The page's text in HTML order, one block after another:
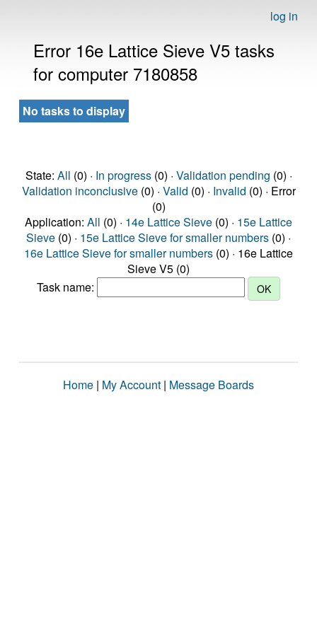
log in
Error 16e Lattice Sieve V5 tasks
for computer 7180858
No tasks to display
State: All (0) · In progress(0) · Validation pending (0) ·
Validation inconclusive(0) · Valid (0) · Invalid (0) · Error
(0)
Application: All (0) · 14e Lattice Sieve (0) · 15e Lattice
Sieve (0) · 15e Lattice Sieve for smaller numbers (0) ·
16e Lattice Sieve for smaller numbers (0) · 16e Lattice
Sieve V5 (0)
Task name:
Home | My Account | Message Boards